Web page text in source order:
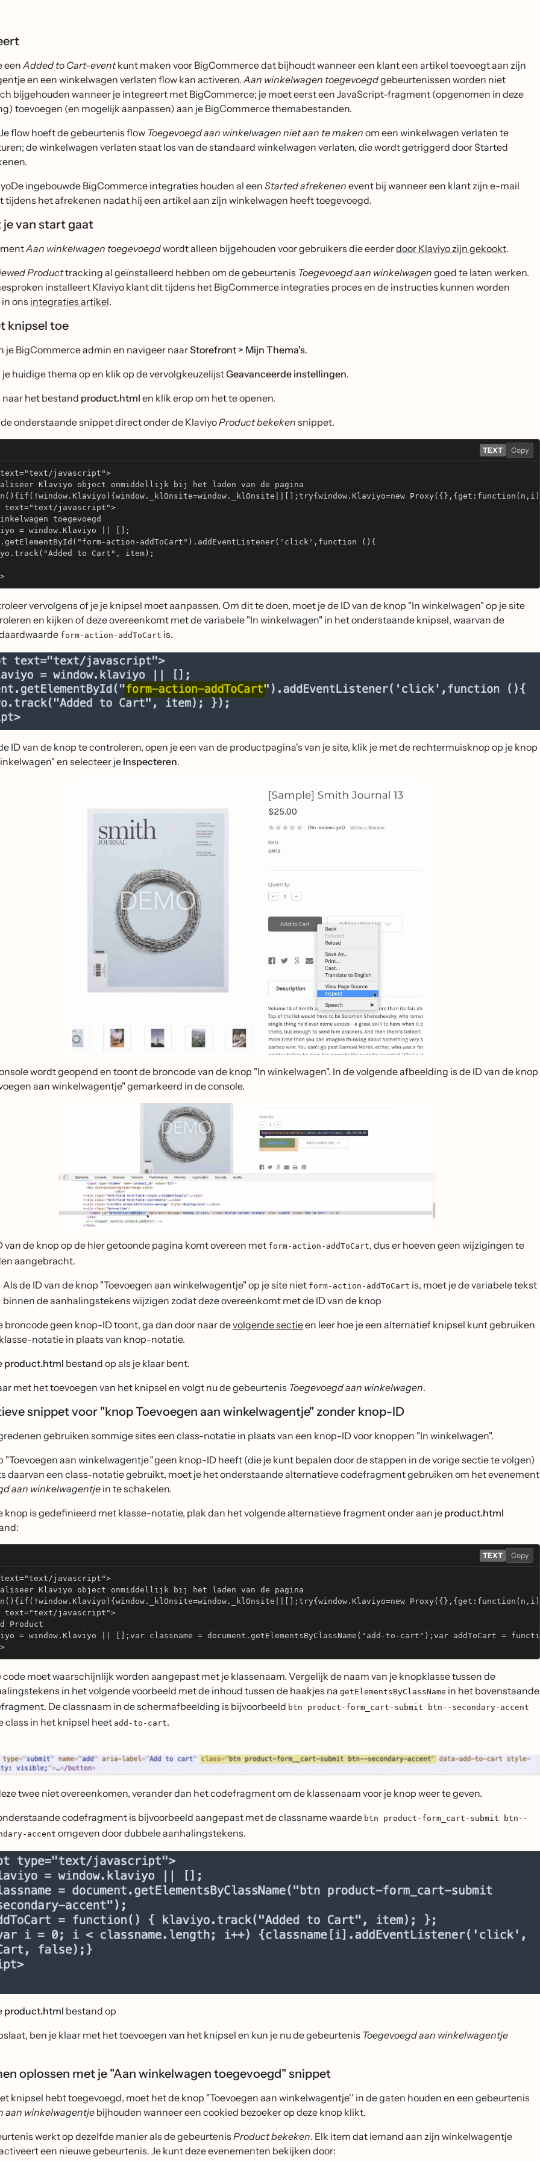
eenAdded to Cart-eventkunt maken voor BigCommerce dat bijhoudt wanneer een klant een artikel toevoegt aan zijn
en een winkelwagen verlaten flow kan activeren.Aan winkelwagen toegevoegdgebeurtenissen worden niet
bijgehouden wanneer je integreert met BigCommerce; je moet eerst een JavaScript-fragment (opgenomen in deze
toevoegen (en mogelijk aanpassen) aan je BigCommerce themabestanden.
flow hoeft de gebeurtenis flow Toegevoegd aan winkelwagen niet aan te maken om een winkelwagen verlaten te
de winkelwagen verlaten staat los van de standaard winkelwagen verlaten, die wordt getriggerd door Started
ingebouwde BigCommerce integraties houden al eenStarted afrekenen event bij wanneer een klant zijn e-mail
tijdens het afrekenen nadat hij een artikel aan zijn winkelwagen heeft toegevoegd.
van start gaat
Aan winkelwagen toegevoegdwordt alleen bijgehouden voor gebruikers die eerderdoor Klaviyo zijn gekookt.
Producttracking al geïnstalleerd hebben om de gebeurtenis Toegevoegd aan winkelwagen goed te laten werken.
installeert Klaviyo klant dit tijdens het BigCommerce integraties proces en de instructies kunnen worden
ons integraties artikel.
knipsel toe
je BigCommerce admin en navigeer naarStorefront > Mijn Thema's.
je huidige thema op en klik op de vervolgkeuzelijstGeavanceerde instellingen.
naar het bestand product.html en klik erop om het te openen.
onderstaande snippet direct onder de KlaviyoProduct bekeken snippet.
TEXT Copy
javascript">
Klaviyo object onmiddellijk bij het laden van de pagina
text="text/javascript">
toegevoegd
= window.Klaviyo || [];
action-addToCart").addEventListener('click',function (){
to Cart", item);
vervolgens of je je knipsel moet aanpassen. Om dit te doen, moet je de ID van de knop "In winkelwagen" op je site
en kijken of deze overeenkomt met de variabele "In winkelwagen" in het onderstaande knipsel, waarvan de
form-action-addToCart is.
ID van de knop te controleren, open je een van de productpagina's van je site, klik je met de rechtermuisknop op je knop
en selecteer je Inspecteren.
wordt geopend en toont de broncode van de knop "In winkelwagen". In de volgende afbeelding is de ID van de knop
aan winkelwagentje" gemarkeerd in de console.
van de knop op de hier getoonde pagina komt overeen met form-action-addToCart, dus er hoeven geen wijzigingen te
aangebracht.
Als de ID van de knop "Toevoegen aan winkelwagentje" op je site niet form-action-addToCart is, moet je de variabele tekst
binnen de aanhalingstekens wijzigen zodat deze overeenkomt met de ID van de knop
broncode geen knop-ID toont, ga dan door naar devolgende sectieen leer hoe je een alternatief knipsel kunt gebruiken
notatie in plaats van knop-notatie.
product.html bestand op als je klaar bent.
met het toevoegen van het knipsel en volgt nu de gebeurtenis Toegevoegd aan winkelwagen.
snippet voor "knop Toevoegen aan winkelwagentje" zonder knop-ID
gebruiken sommige sites een class-notatie in plaats van een knop-ID voor knoppen "In winkelwagen".
"Toevoegen aan winkelwagentje"geen knop-ID heeft (die je kunt bepalen door de stappen in de vorige sectie te volgen)
daarvan een class-notatie gebruikt, moet je het onderstaande alternatieve codefragment gebruiken om het evenement
aan winkelwagentje in te schakelen.
knop is gedefinieerd met klasse-notatie, plak dan het volgende alternatieve fragment onder aan je product.html
TEXT Copy
javascript">
Klaviyo object onmiddellijk bij het laden van de pagina
text="text/javascript">
Product
= window.Klaviyo || [];var classname = document.getElementsByClassName("add-to-cart");var
code moet waarschijnlijk worden aangepast met je klassenaam. Vergelijk de naam van je knopklasse tussen de
in het volgende voorbeeld met de inhoud tussen de haakjes na getElementsByClassName in het bovenstaande
De classnaam in de schermafbeelding is bijvoorbeeld btn product-form_cart-submit btn--secondary-accent
class in het knipsel heet add-to-cart.
twee niet overeenkomen, verander dan het codefragment om de klassenaam voor je knop weer te geven.
codefragment is bijvoorbeeld aangepast met de classname waarde btn product-form_cart-submit btn--
accent omgeven door dubbele aanhalingstekens.
product.html bestand op
ben je klaar met het toevoegen van het knipsel en kun je nu de gebeurtenis Toegevoegd aan winkelwagentje
oplossen met je "Aan winkelwagen toegevoegd" snippet
knipsel hebt toegevoegd, moet het de knop "Toevoegen aan winkelwagentje'' in de gaten houden en een gebeurtenis
aan winkelwagentje bijhouden wanneer een cookied bezoeker op deze knop klikt.
werkt op dezelfde manier als de gebeurtenis Product bekeken. Elk item dat iemand aan zijn winkelwagentje
een nieuwe gebeurtenis. Je kunt deze evenementen bekijken door: